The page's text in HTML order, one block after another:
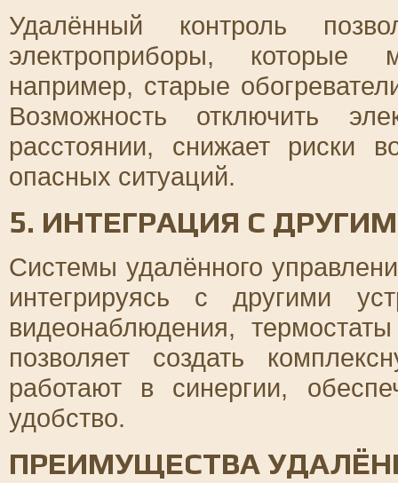
Удалённый контроль
электроприборы, которые
например, старые
Возможность отключить
расстоянии, снижает риски
опасных ситуаций.
5. ИНТЕГРАЦИЯ С
Системы удалённого
интегрируясь с другими
видеонаблюдения,
позволяет создать
работают в синергии,
удобство.
ПРЕИМУЩЕСТВА